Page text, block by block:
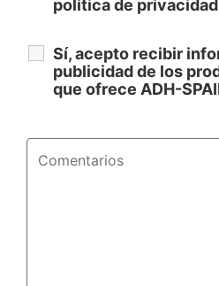
política de
Sí, acepto recibir
publicidad de los
que ofrece ADH-